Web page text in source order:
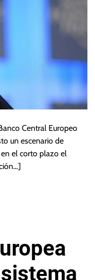
Central Europeo
un escenario de
el corto plazo el